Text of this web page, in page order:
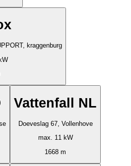
kraggenburg
Vattenfall NL
Doeveslag 67, Vollenhove
max. 11 kW
1668 m